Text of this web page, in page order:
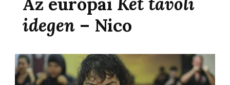
idegen – Nico